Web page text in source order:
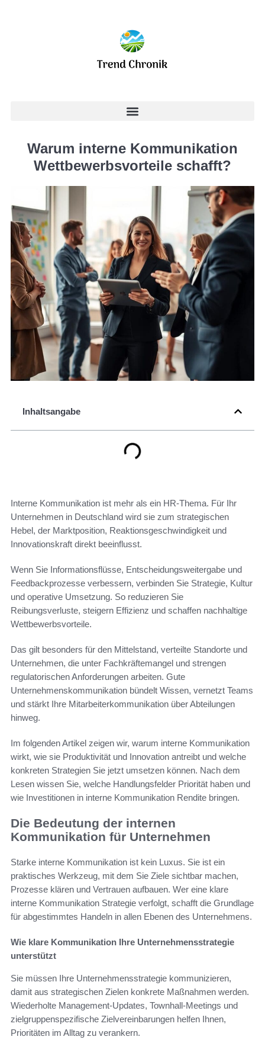
Warum interne Kommunikation
Wettbewerbsvorteile schafft?
Inhaltsangabe
Interne Kommunikation ist mehr als ein HR-Thema. Für Ihr
Unternehmen in Deutschland wird sie zum strategischen
Hebel, der Marktposition, Reaktionsgeschwindigkeit und
Innovationskraft direkt beeinflusst.
Wenn Sie Informationsflüsse, Entscheidungsweitergabe und
Feedbackprozesse verbessern, verbinden Sie Strategie, Kultur
und operative Umsetzung. So reduzieren Sie
Reibungsverluste, steigern Effizienz und schaffen nachhaltige
Wettbewerbsvorteile.
Das gilt besonders für den Mittelstand, verteilte Standorte und
Unternehmen, die unter Fachkräftemangel und strengen
regulatorischen Anforderungen arbeiten. Gute
Unternehmenskommunikation bündelt Wissen, vernetzt Teams
und stärkt Ihre Mitarbeiterkommunikation über Abteilungen
hinweg.
Im folgenden Artikel zeigen wir, warum interne Kommunikation
wirkt, wie sie Produktivität und Innovation antreibt und welche
konkreten Strategien Sie jetzt umsetzen können. Nach dem
Lesen wissen Sie, welche Handlungsfelder Priorität haben und
wie Investitionen in interne Kommunikation Rendite bringen.
Die Bedeutung der internen
Kommunikation für Unternehmen
Starke interne Kommunikation ist kein Luxus. Sie ist ein
praktisches Werkzeug, mit dem Sie Ziele sichtbar machen,
Prozesse klären und Vertrauen aufbauen. Wer eine klare
interne Kommunikation Strategie verfolgt, schafft die Grundlage
für abgestimmtes Handeln in allen Ebenen des Unternehmens.
Wie klare Kommunikation Ihre Unternehmensstrategie
unterstützt
Sie müssen Ihre Unternehmensstrategie kommunizieren,
damit aus strategischen Zielen konkrete Maßnahmen werden.
Wiederholte Management-Updates, Townhall-Meetings und
zielgruppenspezifische Zielvereinbarungen helfen Ihnen,
Prioritäten im Alltag zu verankern.